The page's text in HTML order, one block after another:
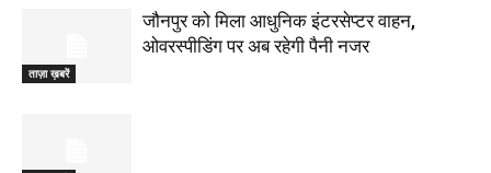
ताज़ा ख़बरें
जौनपुर को मिला आधुनिक इंटरसेप्टर वाहन,
ओवरस्पीडिंग पर अब रहेगी पैनी नजर